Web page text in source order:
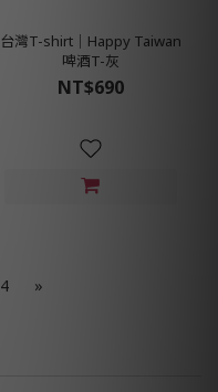
台灣T-shirt│Happy Taiwan
啤酒T-灰
NT$690
4 »